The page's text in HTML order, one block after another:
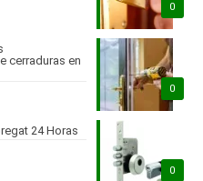
0
0
cerraduras en
0
24 Horas